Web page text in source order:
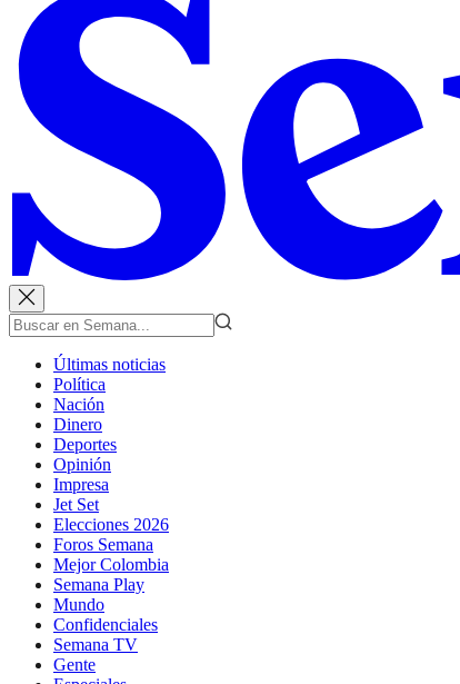
Últimas noticias
Política
Nación
Dinero
Deportes
Opinión
Impresa
Jet Set
Elecciones 2026
Foros Semana
Mejor Colombia
Semana Play
Mundo
Confidenciales
Semana TV
Gente